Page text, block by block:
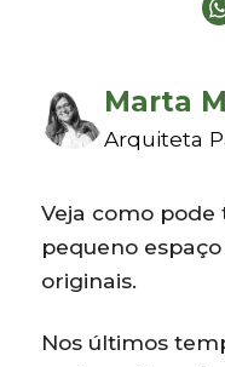
Marta
Arquiteta
Veja como
pequeno
originais.
Nos últimos